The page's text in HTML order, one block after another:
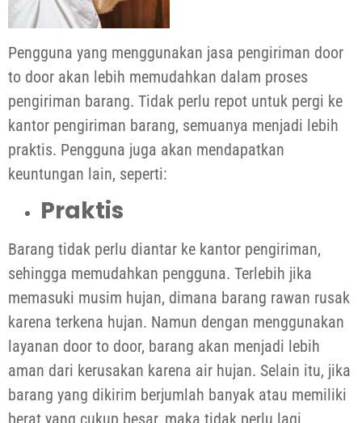
Pengguna yang menggunakan jasa pengiriman door
to door akan lebih memudahkan dalam proses
pengiriman barang. Tidak perlu repot untuk pergi ke
kantor pengiriman barang, semuanya menjadi lebih
praktis. Pengguna juga akan mendapatkan
keuntungan lain, seperti:
Praktis
Barang tidak perlu diantar ke kantor pengiriman,
sehingga memudahkan pengguna. Terlebih jika
memasuki musim hujan, dimana barang rawan rusak
karena terkena hujan. Namun dengan menggunakan
layanan door to door, barang akan menjadi lebih
aman dari kerusakan karena air hujan. Selain itu, jika
barang yang dikirim berjumlah banyak atau memiliki